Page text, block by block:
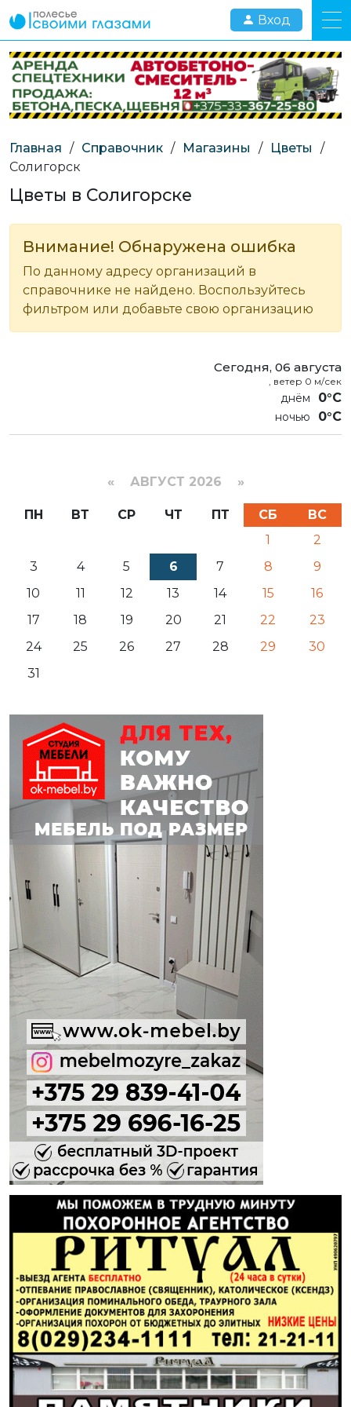
Вход
Главная / Справочник / Магазины / Цветы
/
Солигорск
Цветы в Солигорске
Внимание! Обнаружена ошибка
По данному адресу организаций в
справочнике не найдено. Воспользуйтесь
фильтром или добавьте свою организацию
Сегодня, 06 августа
, ветер 0 м/сек
0°C
0°C
« АВГУСТ 2026 »
ПН ВТ СР ЧТ ПТ СБ
ВС
1
2
3
4 5 6 7 8
9
10
11 12 13 14 15
16
17
18 19 20 21 22
23
24
25 26 27 28 29
30
31